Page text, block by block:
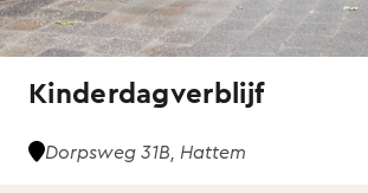
Kinderdagverblijf
Dorpsweg 31B, Hattem